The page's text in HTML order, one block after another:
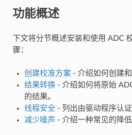
功能概述
下文将分节概述安装和使用 ADC
骤：
创建校准方案- 介绍如何创建和
结果转换- 介绍如何将原始
的结果。
线程安全- 列出由驱动程序认证
减少噪声 - 介绍一种常见的降低